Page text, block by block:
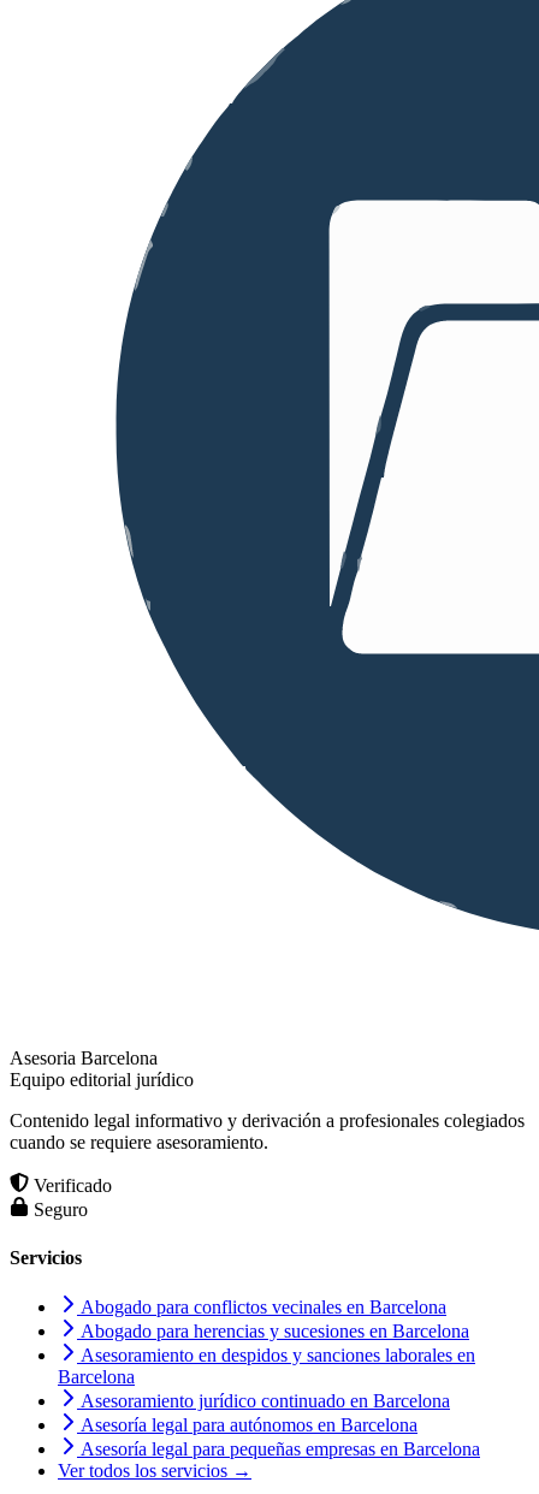
Asesoria Barcelona
Equipo editorial jurídico
Contenido legal informativo y derivación a profesionales colegiados
cuando se requiere asesoramiento.
Verificado
Seguro
Servicios
Abogado para conflictos vecinales en Barcelona
Abogado para herencias y sucesiones en Barcelona
Asesoramiento en despidos y sanciones laborales en
Barcelona
Asesoramiento jurídico continuado en Barcelona
Asesoría legal para autónomos en Barcelona
Asesoría legal para pequeñas empresas en Barcelona
Ver todos los servicios →